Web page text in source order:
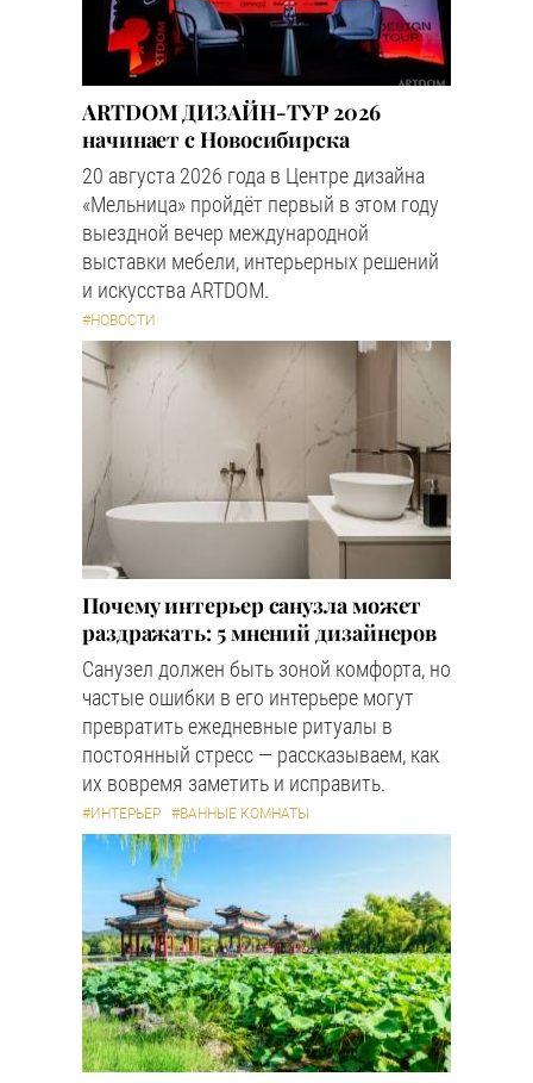
ARTDOM ДИЗАЙН-ТУР 2026
начинает с Новосибирска
20 августа 2026 года в Центре дизайна
«Мельница» пройдёт первый в этом году
выездной вечер международной
выставки мебели, интерьерных решений
и искусства ARTDOM.
#НОВОСТИ
Почему интерьер санузла может
раздражать: 5 мнений дизайнеров
Санузел должен быть зоной комфорта, но
частые ошибки в его интерьере могут
превратить ежедневные ритуалы в
постоянный стресс — рассказываем, как
их вовремя заметить и исправить.
#ИНТЕРЬЕР #ВАННЫЕ КОМНАТЫ